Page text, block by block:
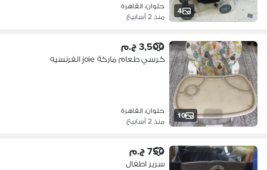
4
حلوان، القاهرة
منذ 2 أسابيع
10
3,500 ج.م
كرسي طعام ماركة joie الفرنسيه
حلوان، القاهرة
منذ 2 أسابيع
750 ج.م
سرير اطفال